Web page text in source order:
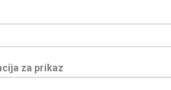
za prikaz